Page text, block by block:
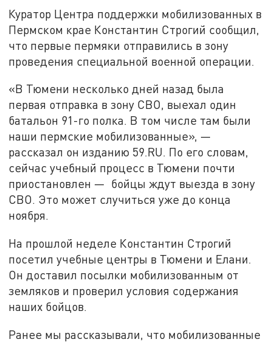
Куратор Центра поддержки мобилизованных в
Пермском крае Константин Строгий сообщил,
что первые пермяки отправились в зону
проведения специальной военной операции.
«В Тюмени несколько дней назад была
первая отправка в зону СВО, выехал один
батальон 91-го полка. В том числе там были
наши пермские мобилизованные», —
рассказал он изданию 59.RU. По его словам,
сейчас учебный процесс в Тюмени почти
приостановлен — бойцы ждут выезда в зону
СВО. Это может случиться уже до конца
ноября.
На прошлой неделе Константин Строгий
посетил учебные центры в Тюмени и Елани.
Он доставил посылки мобилизованным от
земляков и проверил условия содержания
наших бойцов.
Ранее мы рассказывали, что мобилизованные